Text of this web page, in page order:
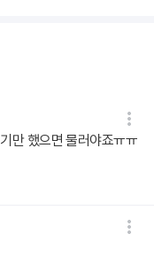
만 했으면 물러야죠ㅠㅠ